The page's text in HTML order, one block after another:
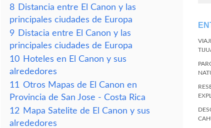
8 Distancia entre El Canon y las
principales ciudades de Europa
9 Distacia entre El Canon y las
principales ciudades de Europa
10 Hoteles en El Canon y sus
alrededores
11 Otros Mapas de El Canon en
Provincia de San Jose - Costa Rica
12 Mapa Satelite de El Canon y sus
alrededores